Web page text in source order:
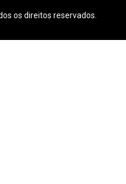
os direitos reservados.